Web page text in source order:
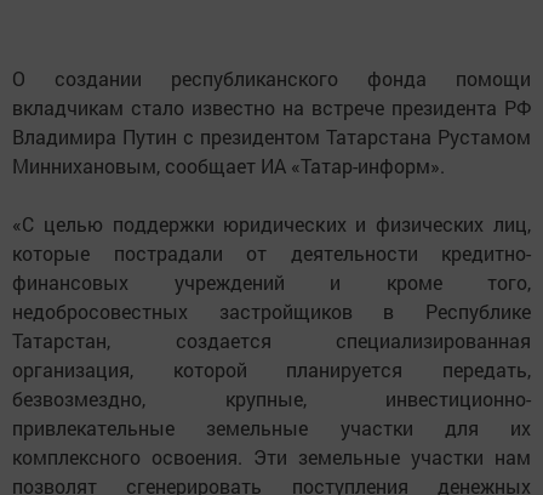
О создании республиканского фонда помощи
вкладчикам стало известно на встрече президента РФ
Владимира Путин с президентом Татарстана Рустамом
Миннихановым, сообщает ИА «Татар-информ».
«С целью поддержки юридических и физических лиц,
которые пострадали от деятельности кредитно-
финансовых учреждений и кроме того,
недобросовестных застройщиков в Республике
Татарстан, создается специализированная
организация, которой планируется передать,
безвозмездно, крупные, инвестиционно-
привлекательные земельные участки для их
комплексного освоения. Эти земельные участки нам
позволят сгенерировать поступления денежных